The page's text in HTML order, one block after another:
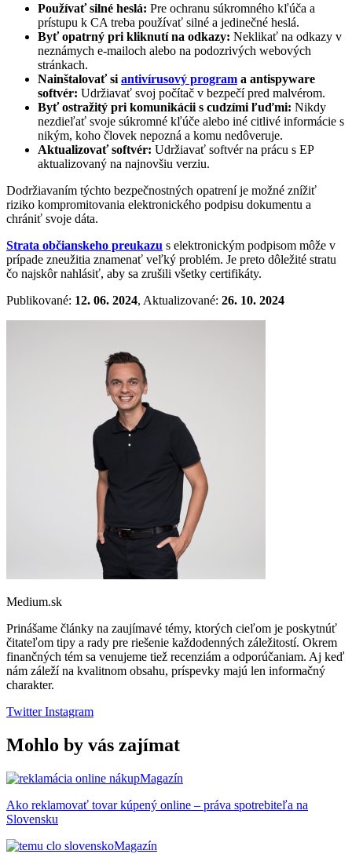
Používať silné heslá: Pre ochranu súkromného kľúča a
prístupu k CA treba používať silné a jedinečné heslá.
Byť opatrný pri kliknutí na odkazy: Neklikať na odkazy v
neznámych e-mailoch alebo na podozrivých webových
stránkach.
Nainštalovať si antivírusový program a antispyware
softvér: Udržiavať svoj počítač v bezpečí pred malvérom.
Byť ostražitý pri komunikácii s cudzími ľuďmi: Nikdy
nezdieľať svoje súkromné kľúče alebo iné citlivé informácie s
nikým, koho človek nepozná a komu nedôveruje.
Aktualizovať softvér: Udržiavať softvér na prácu s EP
aktualizovaný na najnovšiu verziu.
Dodržiavaním týchto bezpečnostných opatrení je možné znížiť
riziko kompromitovania elektronického podpisu dokumentu a
chrániť svoje dáta.
Strata občianskeho preukazu s elektronickým podpisom môže v
prípade zneužitia znamenať veľký problém. Je preto dôležité stratu
čo najskôr nahlásiť, aby sa zrušili všetky certifikáty.
Publikované: 12. 06. 2024, Aktualizované: 26. 10. 2024
Medium.sk
Prinášame články na zaujímavé témy, ktorých cieľom je poskytnúť
čitateľom tipy a rady pre riešenie každodenných záležitostí. Okrem
finančných tém sa venujeme tiež recenziám a odporúčaniam. Aj keď
nám záleží na kvalitnom obsahu, príspevky majú len informačný
charakter.
TwitterInstagram
Mohlo by vás zajímat
Magazín
Ako reklamovať tovar kúpený online – práva spotrebiteľa na
Slovensku
Magazín